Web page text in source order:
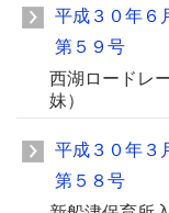
平成３０年６
第５９号
西湖ロードレ
妹）
平成３０年３
第５８号